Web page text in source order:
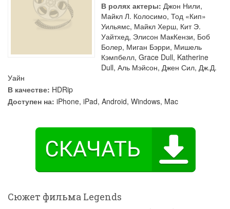
В ролях актеры: Джон Нили,
Майкл Л. Колосимо, Тод «Кип»
Уильямс, Майкл Херш, Кит Э.
Уайтхед, Элисон МакКензи, Боб
Болер, Миган Бэрри, Мишель
Кэмпбелл, Grace Dull, Katherine
Dull, Аль Мэйсон, Джен Сил, Дж.Д.
Уайн
В качестве: HDRip
Доступен на: iPhone, iPad, Android, Windows, Mac
Сюжет фильма Legends